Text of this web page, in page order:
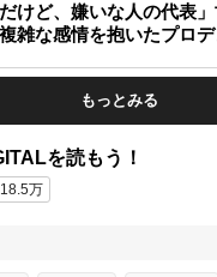
だけど、嫌いな人の代表
雑な感情を抱いたプロ
もっとみる
を読もう！
18.5万